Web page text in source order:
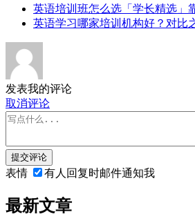
英语培训班怎么选「学长精选」
英语学习哪家培训机构好？对比
发表我的评论
取消评论
提交评论
表情 有人回复时邮件通知我
最新文章